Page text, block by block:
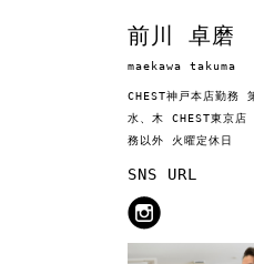
前川 卓磨
maekawa takuma
CHEST神戸本店勤務
水、木 CHEST東京店
務以外 火曜定休日
SNS URL